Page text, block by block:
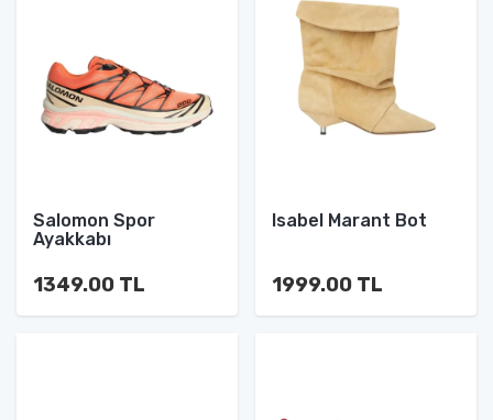
Salomon Spor
Ayakkabı
1349.00 TL
Isabel Marant Bot
1999.00 TL